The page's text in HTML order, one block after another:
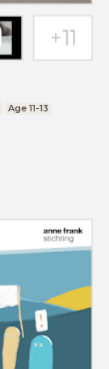
Age 11-13